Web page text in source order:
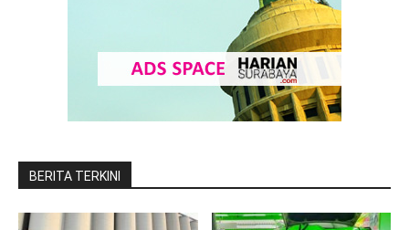
BERITA TERKINI